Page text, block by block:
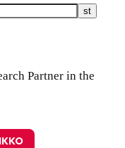
Partner in the